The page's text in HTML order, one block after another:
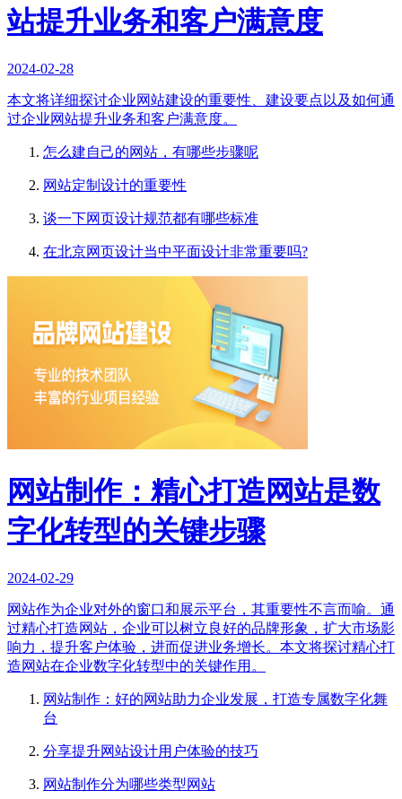
站提升业务和客户满意度
2024-02-28
本文将详细探讨企业网站建设的重要性、建设要点以及如何通
过企业网站提升业务和客户满意度。
怎么建自己的网站，有哪些步骤呢
网站定制设计的重要性
谈一下网页设计规范都有哪些标准
在北京网页设计当中平面设计非常重要吗?
网站制作：精心打造网站是数
字化转型的关键步骤
2024-02-29
网站作为企业对外的窗口和展示平台，其重要性不言而喻。通
过精心打造网站，企业可以树立良好的品牌形象，扩大市场影
响力，提升客户体验，进而促进业务增长。本文将探讨精心打
造网站在企业数字化转型中的关键作用。
网站制作：好的网站助力企业发展，打造专属数字化舞
台
分享提升网站设计用户体验的技巧
网站制作分为哪些类型网站